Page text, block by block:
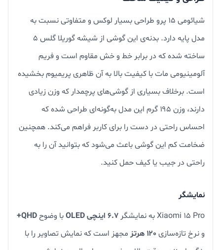
شیائومی ۱۵ پرو طراحی بسیار لوکس و متفاوتی نسبت به
مدل پایه دارد. بدنه‌ی این گوشی از شیشه گوریلا گلس ۵
ساخته شده که در برابر خط و خش مقاوم است و فریم
آلومینیومی مات با کیفیت بالا به آن ظاهری پریمیوم بخشیده
است. برخلاف بسیاری از گوشی‌های پرچمدار که وزن زیادی
دارند، وزن ۱۹۵ گرم این مدل به‌گونه‌ای طراحی شده که
احساس راحتی در دست را برای کاربر فراهم می‌کند. همچنین
ضخامت کم این گوشی باعث می‌شود که بتوانید آن را به
راحتی در جیب یا کیف حمل کنید.
نمایشگر
Xiaomi 15 Pro به نمایشگر
۶.۷ اینچی OLED با وضوحQHD+
و نرخ تازه‌سازی ۱۲۰ هرتز
مجهز است که نمایش تصاویر را با